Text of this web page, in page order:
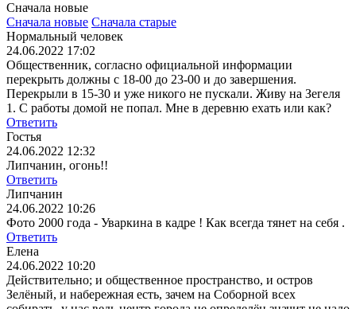
Сначала новые
Сначала новые Сначала старые
Нормальный человек
24.06.2022 17:02
Общественник, согласно официальной информации
перекрыть должны с 18-00 до 23-00 и до завершения.
Перекрыли в 15-30 и уже никого не пускали. Живу на Зегеля
1. С работы домой не попал. Мне в деревню ехать или как?
Ответить
Гостья
24.06.2022 12:32
Липчанин, огонь!!
Ответить
Липчанин
24.06.2022 10:26
Фото 2000 года - Уваркина в кадре ! Как всегда тянет на себя .
Ответить
Елена
24.06.2022 10:20
Действительно; и общественное пространство, и остров
Зелёный, и набережная есть, зачем на Соборной всех